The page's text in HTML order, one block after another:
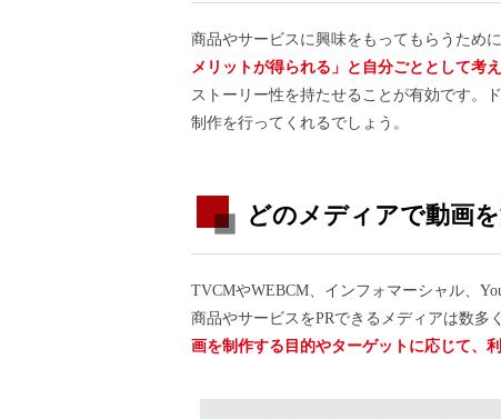
商品やサービスに興味をもってもらうため
メリットが得られる」と自分ごととして考
ストーリー性を持たせることが有効です。
制作を行ってくれるでしょう。
どのメディアで動画
TVCMやWEBCM、インフォマーシャル、
商品やサービスをPRできるメディアは数多
画を制作する目的やターゲットに応じて、